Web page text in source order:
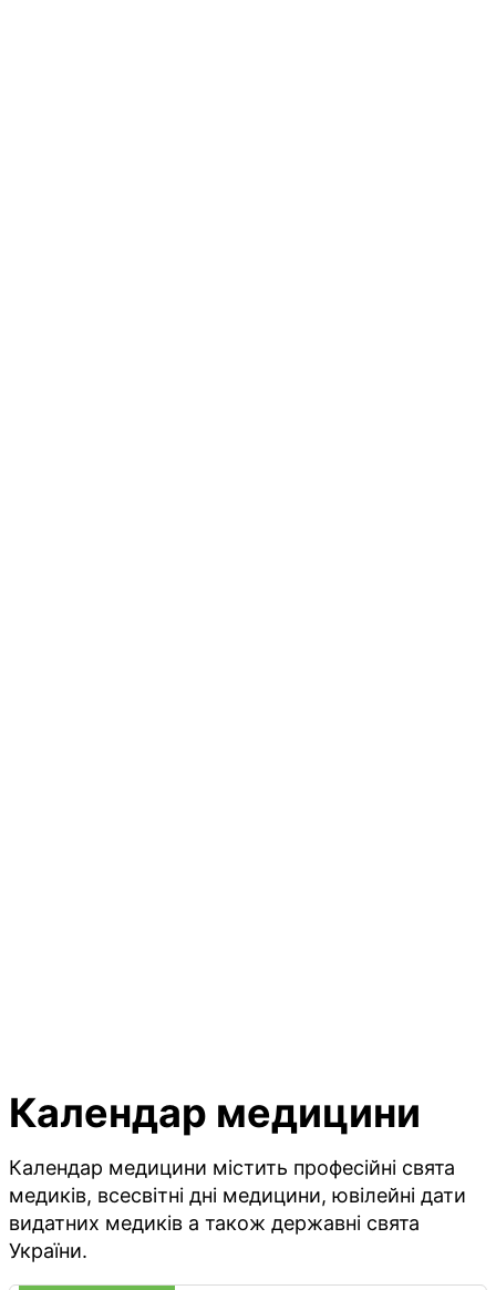
Календар медицини
Календар медицини містить професійні свята
медиків, всесвітні дні медицини, ювілейні дати
видатних медиків а також державні свята
України.